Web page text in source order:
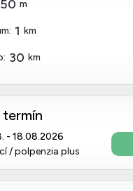
m
1 km
30 km
- 18.08.2026
/ polpenzia plus